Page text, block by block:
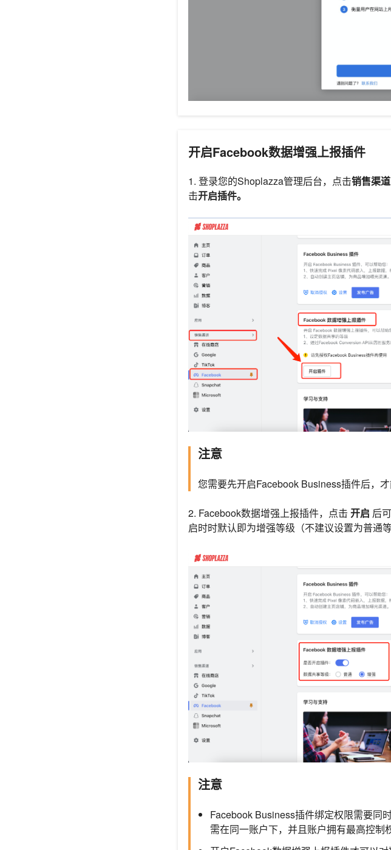
开启Facebook数据增强上报插件
1. 登录您的Shoplazza管理后台，点击销售渠道
击开启插件。
注意
您需要先开启Facebook Business插件后，
2. Facebook数据增强上报插件，点击 开启 后
启时时默认即为增强等级（不建议设置为普通
注意
Facebook Business插件绑定权限需要同
需在同一账户下，并且账户拥有最高控制